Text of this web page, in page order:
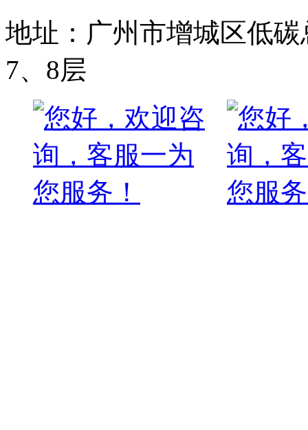
地址：广州市增城区低
7、8层